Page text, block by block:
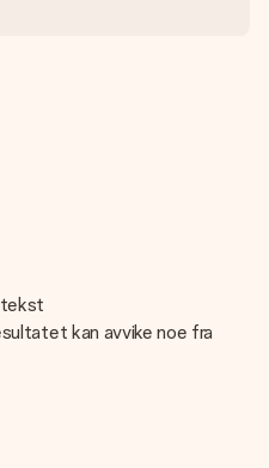
tekst
kan avvike noe fra